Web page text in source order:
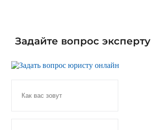
Задайте вопрос эксперту